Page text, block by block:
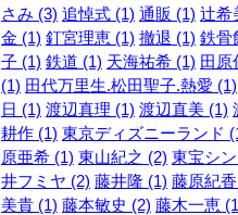
さみ (3) 追悼式 (1) 通販 (1) 辻希
金 (1) 釘宮理恵 (1) 撤退 (1) 鉄骨
子 (1) 鉄道 (1) 天海祐希 (1) 田原
(1) 田代万里生.松田聖子.熱愛 (1)
日 (1) 渡辺真理 (1) 渡辺直美 (1)
耕作 (1) 東京ディズニーランド
原亜希 (1) 東山紀之 (2) 東宝シ
井フミヤ (2) 藤井隆 (1) 藤原紀
美貴 (1) 藤本敏史 (2) 藤木一恵